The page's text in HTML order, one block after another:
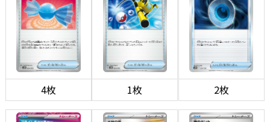
4枚 1枚 2枚